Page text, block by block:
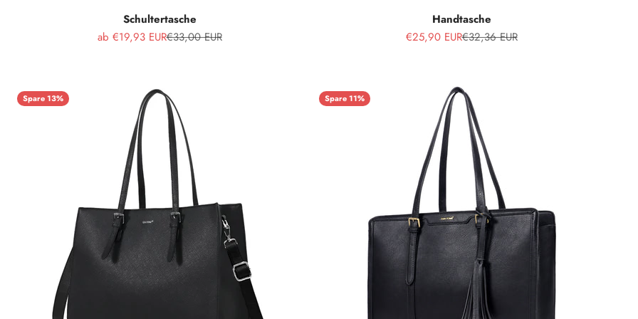
Schultertasche
Angebot
ab €19,93 EURRegulärer Preis
€33,00 EUR
Handtasche
Angebot
€25,90 EURRegulärer Preis
€32,36 EUR
Spare 13% Spare 11%